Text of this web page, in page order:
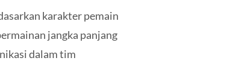
karakter pemain
jangka panjang
dalam tim